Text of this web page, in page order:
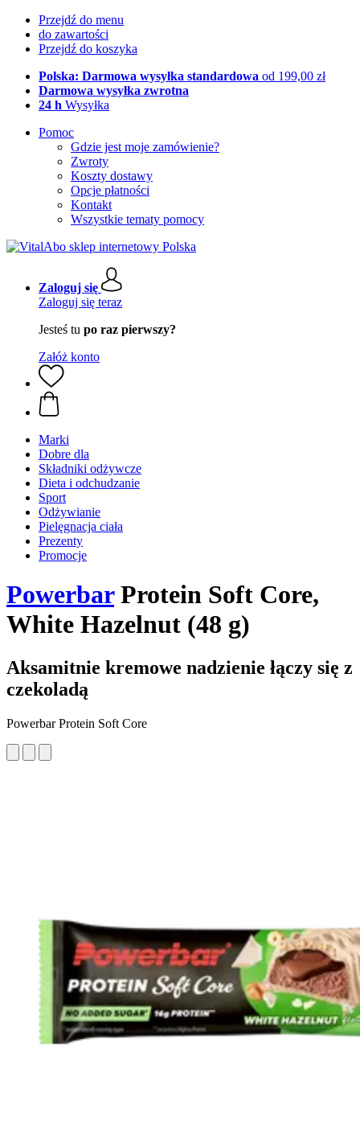
Przejdź do menu
do zawartości
Przejdź do koszyka
Polska: Darmowa wysyłka standardowa od 199,00 zł
Darmowa wysyłka zwrotna
24 h Wysyłka
Pomoc
Gdzie jest moje zamówienie?
Zwroty
Koszty dostawy
Opcje płatności
Kontakt
Wszystkie tematy pomocy
Zaloguj się
Zaloguj się teraz
Jesteś tu po raz pierwszy?
Załóż konto
Marki
Dobre dla
Składniki odżywcze
Dieta i odchudzanie
Sport
Odżywianie
Pielęgnacja ciała
Prezenty
Promocje
PowerbarProtein Soft Core,
White Hazelnut (48 g)
Aksamitnie kremowe nadzienie łączy się z
czekoladą
Powerbar Protein Soft Core